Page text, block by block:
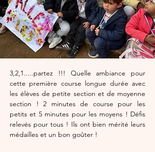
3,2,1.....partez !!! Quelle ambiance pour
cette première course longue durée avec
les élèves de petite section et de moyenne
section ! 2 minutes de course pour les
petits et 5 minutes pour les moyens ! Défis
relevés pour tous ! Ils ont bien mérité leurs
médailles et un bon goûter !